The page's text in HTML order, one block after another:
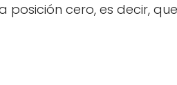
posición cero, es decir,